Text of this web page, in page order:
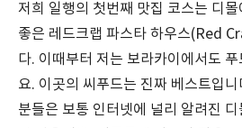
저희 일행의 첫번째 맛집 코스는 디
좋은 레드크랩 파스타 하우스(Red
다. 이때부터 저는 보라카이에서도 푸
요. 이곳의 씨푸드는 진짜 베스트입
분들은 보통 인터넷에 널리 알려진